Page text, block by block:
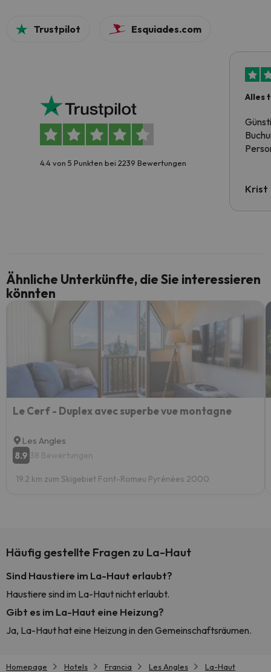
Trustpilot Esquiades.com
4.4 von 5 Punkten bei 2239 Bewertungen
Alles
Krist
Ähnliche Unterkünfte, die Sie interessieren
könnten
Le Cerf - Duplex avec superbe vue montagne
Les Angles
8.9 38 Bewertungen
19.2 km zum Skigebiet Font-Romeu Pyrénées 2000
Häufig gestellte Fragen zu La-Haut
Sind Haustiere im La-Haut erlaubt?
Haustiere sind im La-Haut nicht erlaubt.
Gibt es im La-Haut eine Heizung?
Ja, La-Haut hat eine Heizung in den Gemeinschaftsräumen.
Homepage Hotels Francia Les Angles La-Haut